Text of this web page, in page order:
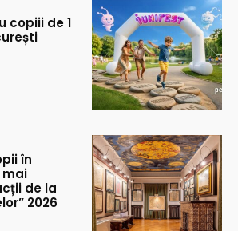
copiii de 1
în
mai
de la
2026